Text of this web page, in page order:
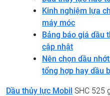
Kinh nghiệm lựa
máy móc
Bảng báo giá dầu
cập nhật
Nên chọn dầu
tổng hợp hay dầu
Dầu thủy lực Mobil SHC 525